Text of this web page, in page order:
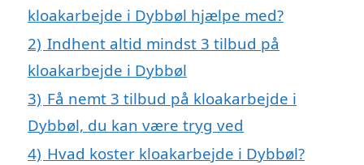
kloakarbejde i Dybbøl hjælpe med?
2) Indhent altid mindst 3 tilbud på
kloakarbejde i Dybbøl
3) Få nemt 3 tilbud på kloakarbejde i
Dybbøl, du kan være tryg ved
4) Hvad koster kloakarbejde i Dybbøl?